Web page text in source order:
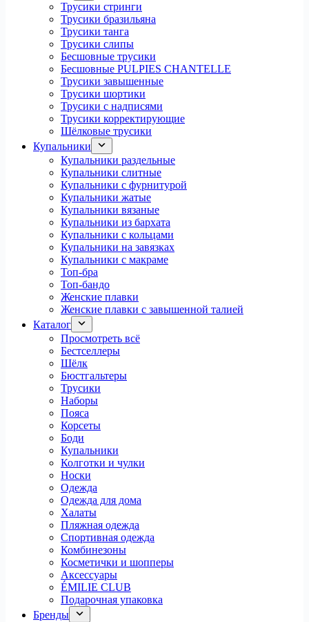
Трусики стринги
Трусики бразильяна
Трусики танга
Трусики слипы
Бесшовные трусики
Бесшовные PULPIES CHANTELLE
Трусики завышенные
Трусики шортики
Трусики с надписями
Трусики корректирующие
Шёлковые трусики
Купальники
Купальники раздельные
Купальники слитные
Купальники с фурнитурой
Купальники жатые
Купальники вязаные
Купальники из бархата
Купальники с кольцами
Купальники на завязках
Купальники с макраме
Топ-бра
Топ-бандо
Женские плавки
Женские плавки с завышенной талией
Каталог
Просмотреть всё
Бестселлеры
Шёлк
Бюстгальтеры
Трусики
Наборы
Пояса
Корсеты
Боди
Купальники
Колготки и чулки
Носки
Одежда
Одежда для дома
Халаты
Пляжная одежда
Спортивная одежда
Комбинезоны
Косметички и шопперы
Аксессуары
ÉMILIE CLUB
Подарочная упаковка
Бренды